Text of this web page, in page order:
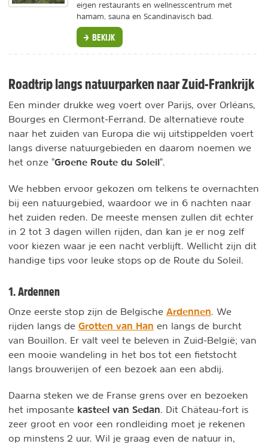
eigen restaurants en wellnesscentrum met
hamam, sauna en Scandinavisch bad.
BEKIJK
Roadtrip langs natuurparken naar Zuid-Frankrijk
Een minder drukke weg voert over Parijs, over Orléans,
Bourges en Clermont-Ferrand. De alternatieve route
naar het zuiden van Europa die wij uitstippelden voert
langs diverse natuurgebieden en daarom noemen we
het onze "Groene Route du Soleil".
We hebben ervoor gekozen om telkens te overnachten
bij een natuurgebied, waardoor we in 6 nachten naar
het zuiden reden. De meeste mensen zullen dit echter
in 2 tot 3 dagen willen rijden, dan kan je er nog zelf
voor kiezen waar je een nacht verblijft. Wellicht zijn dit
handige tips voor leuke stops op de Route du Soleil.
1. Ardennen
Onze eerste stop zijn de Belgische Ardennen. We
rijden langs de Grotten van Han en langs de burcht
van Bouillon. Er valt veel te beleven in Zuid-België; van
een mooie wandeling in het bos tot een fietstocht
langs brouwerijen of een bezoek aan een abdij.
Daarna steken we de Franse grens over en bezoeken
het imposante kasteel van Sedan. Dit Château-fort is
zeer groot en voor een rondleiding moet je rekenen
op minstens 2 uur. Wil je graag even de natuur in,